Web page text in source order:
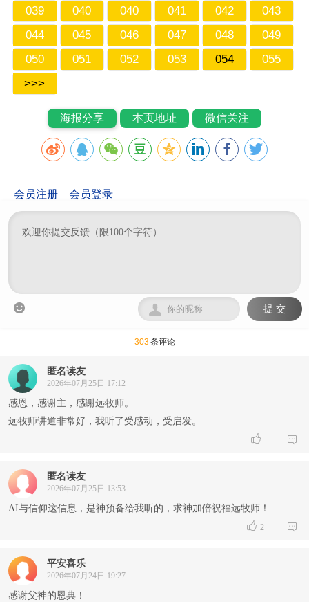
039
040 040 041 042
043
044
045 046 047 048
049
050
051 052 053 054
055
>>>
海报分享 本页地址 微信关注
会员注册 会员登录
 提 交

303条评论
匿名读友
2026年07月25日 17:12
感恩，感谢主，感谢远牧师。
远牧师讲道非常好，我听了受感动，受启发。
 
匿名读友
2026年07月25日 13:53
AI与信仰这信息，是神预备给我听的，求神加倍祝福远牧师！
 2 
平安喜乐
2026年07月24日 19:27
感谢父神的恩典！